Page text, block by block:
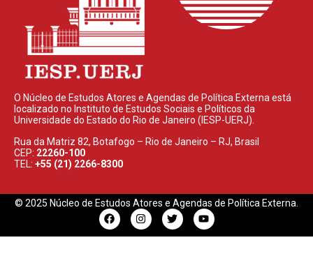
O Núcleo de Estudos Atores e Agendas de Política Externa está
localizado no Instituto de Estudos Sociais e Políticos da
Universidade do Estado do Rio de Janeiro (IESP-UERJ).
Rua da Matriz 82, Botafogo – Rio de Janeiro – RJ, Brasil
CEP: 22260-100
TEL: +55 (21) 2266-8300
© 2025 Núcleo de Estudos Atores e Agendas de Política Externa.